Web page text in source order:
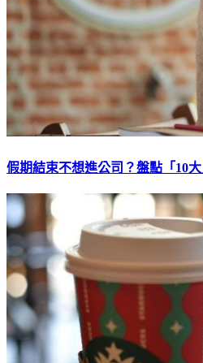
假期結束不想進公司？盤點「10